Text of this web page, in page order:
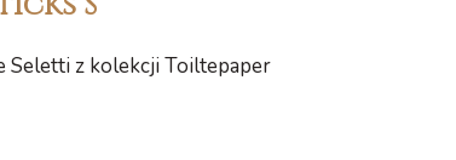
z kolekcji Toiltepaper